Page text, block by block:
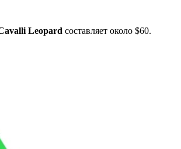
Leopard составляет около $60.